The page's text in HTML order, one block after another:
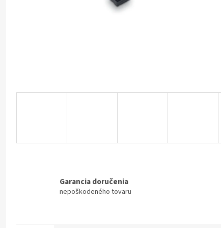
Garancia doručenia
nepoškodeného tovaru